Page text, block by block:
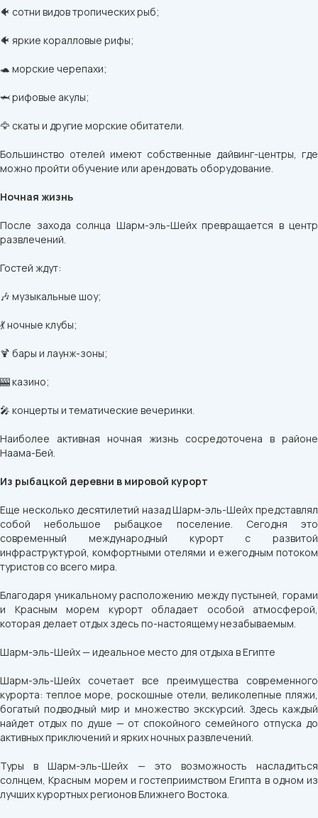
🐠 сотни видов тропических рыб;
🐠 яркие коралловые рифы;
🐢 морские черепахи;
🦈 рифовые акулы;
🦅 скаты и другие морские обитатели.
Большинство отелей имеют собственные дайвинг-центры, где
можно пройти обучение или арендовать оборудование.
Ночная жизнь
После захода солнца Шарм-эль-Шейх превращается в центр
развлечений.
Гостей ждут:
🎶 музыкальные шоу;
💃 ночные клубы;
🍹 бары и лаунж-зоны;
🎰 казино;
🎤 концерты и тематические вечеринки.
Наиболее активная ночная жизнь сосредоточена в районе
Наама-Бей.
Из рыбацкой деревни в мировой курорт
Еще несколько десятилетий назад Шарм-эль-Шейх представлял
собой небольшое рыбацкое поселение. Сегодня это
современный международный курорт с развитой
инфраструктурой, комфортными отелями и ежегодным потоком
туристов со всего мира.
Благодаря уникальному расположению между пустыней, горами
и Красным морем курорт обладает особой атмосферой,
которая делает отдых здесь по-настоящему незабываемым.
Шарм-эль-Шейх — идеальное место для отдыха в Египте
Шарм-эль-Шейх сочетает все преимущества современного
курорта: теплое море, роскошные отели, великолепные пляжи,
богатый подводный мир и множество экскурсий. Здесь каждый
найдет отдых по душе — от спокойного семейного отпуска до
активных приключений и ярких ночных развлечений.
Туры в Шарм-эль-Шейх — это возможность насладиться
солнцем, Красным морем и гостеприимством Египта в одном из
лучших курортных регионов Ближнего Востока.